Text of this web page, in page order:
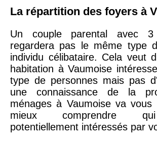
La répartition des foyers à
Un couple parental avec
regardera pas le même type
individu célibataire. Cela veut
habitation à Vaumoise
type de personnes mais pas
une connaissance de la
ménages à Vaumoise va vous
mieux comprendre
potentiellement intéressés par